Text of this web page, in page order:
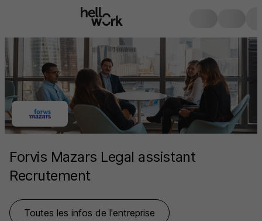
Forvis Mazars Legal assistant
Recrutement
Toutes les infos de l'entreprise